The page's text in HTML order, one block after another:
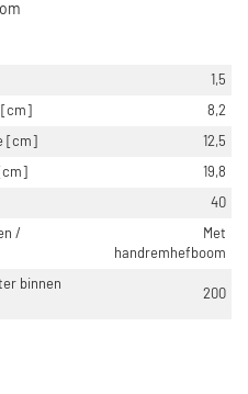
1,5
8,2
[cm]
12,5
19,8
40
/
Met
handremhefboom
binnen
200